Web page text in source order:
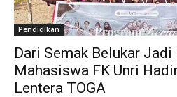
Pendidikan
Dari Semak Belukar Jadi
Mahasiswa FK Unri
Lentera TOGA